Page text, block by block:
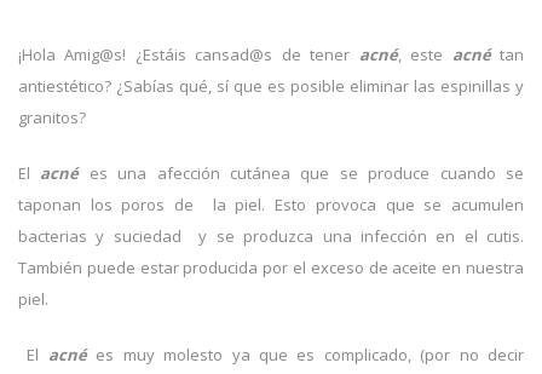
¡Hola Amig@s! ¿Estáis cansad@s de tener acné, este acnétan
antiestético? ¿Sabías qué, sí que es posible eliminar las espinillas y
granitos?
El acnées una afección cutánea que se produce cuando se
taponan los poros de la piel. Esto provoca que se acumulen
bacterias y suciedad y se produzca una infección en el cutis.
También puede estar producida por el exceso de aceite en nuestra
piel.
El acnées muy molesto ya que es complicado, (por no decir